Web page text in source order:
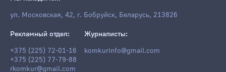
Мы находимся: